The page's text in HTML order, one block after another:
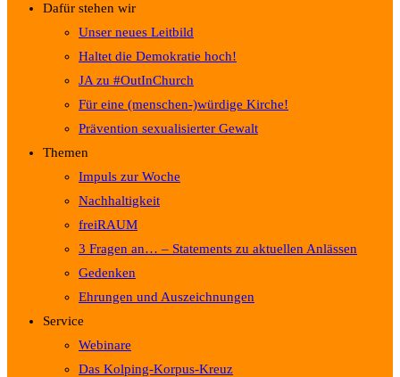
Dafür stehen wir
Unser neues Leitbild
Haltet die Demokratie hoch!
JA zu #OutInChurch
Für eine (menschen-)würdige Kirche!
Prävention sexualisierter Gewalt
Themen
Impuls zur Woche
Nachhaltigkeit
freiRAUM
3 Fragen an… – Statements zu aktuellen Anlässen
Gedenken
Ehrungen und Auszeichnungen
Service
Webinare
Das Kolping-Korpus-Kreuz